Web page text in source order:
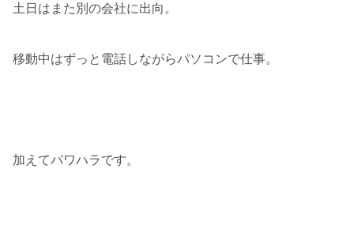
土日はまた別の会社に出向。
移動中はずっと電話しながらパソコンで仕事。
加えてパワハラです。